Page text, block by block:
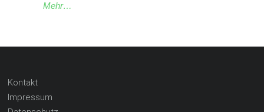
Mehr…
Kontakt
Impressum